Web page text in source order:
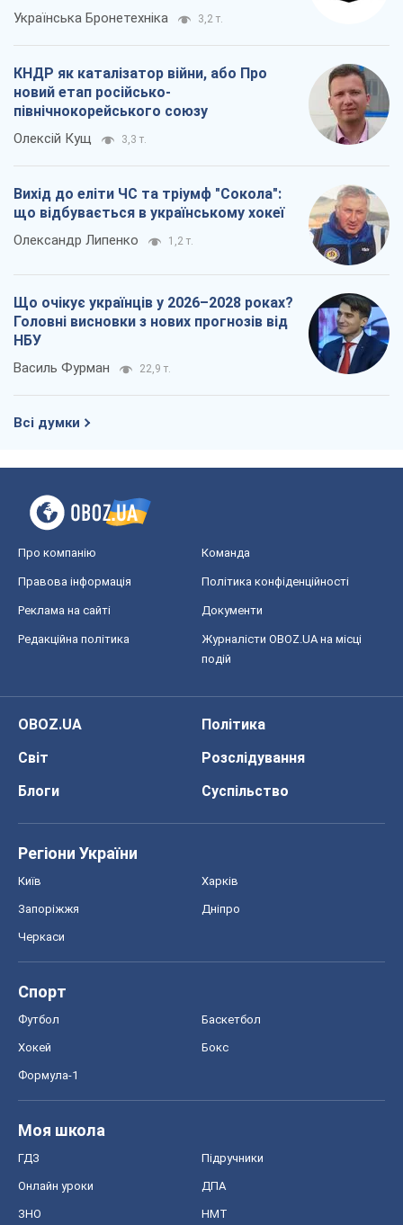
Українська Бронетехніка 3,2 т.
КНДР як каталізатор війни, або Про
новий етап російсько-
північнокорейського союзу
Олексій Кущ 3,3 т.
Вихід до еліти ЧС та тріумф "Сокола":
що відбувається в українському хокеї
Олександр Липенко 1,2 т.
Що очікує українців у 2026–2028 роках?
Головні висновки з нових прогнозів від
НБУ
Василь Фурман 22,9 т.
Всі думки
Про компанію Команда
Правова інформація Політика конфіденційності
Реклама на сайті Документи
Редакційна політика
Журналісти OBOZ.UA на місці
подій
OBOZ.UA
Політика
Світ
Розслідування
Блоги
Суспільство
Регіони України
Київ Харків
Запоріжжя Дніпро
Черкаси
Спорт
Футбол Баскетбол
Хокей Бокс
Формула-1
Моя школа
ГДЗ Підручники
Онлайн уроки ДПА
ЗНО НМТ